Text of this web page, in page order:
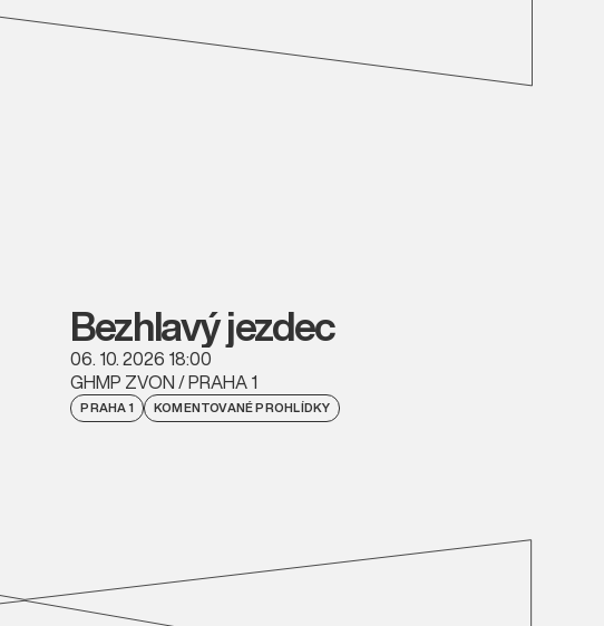
Bezhlavý jezdec
06. 10. 2026 18:00
GHMP ZVON / PRAHA 1
PRAHA 1 KOMENTOVANÉ PROHLÍDKY